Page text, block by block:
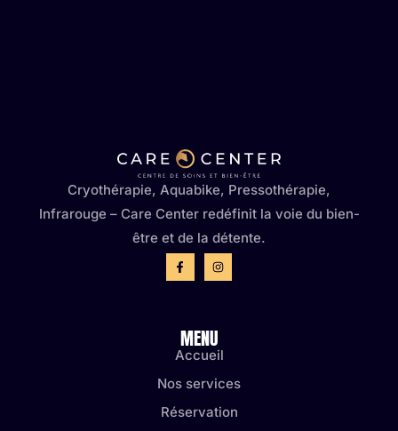
Cryothérapie, Aquabike, Pressothérapie,
Infrarouge – Care Center redéfinit la voie du bien-
être et de la détente.
MENU
Accueil
Nos services
Réservation